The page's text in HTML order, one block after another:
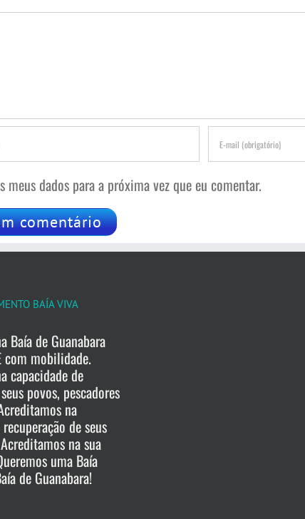
meus dados para a próxima vez que eu comentar.
BAÍA VIVA
Baía de Guanabara
com mobilidade.
capacidade de
povos, pescadores
na
de seus
na sua
uma Baía
de Guanabara!